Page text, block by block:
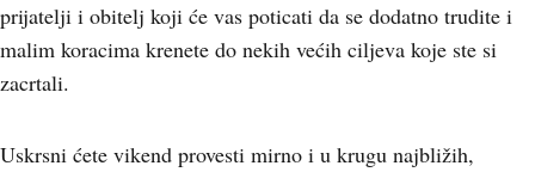
prijatelji i obitelj koji će vas poticati da se dodatno trudite i
malim koracima krenete do nekih većih ciljeva koje ste si
zacrtali.
Uskrsni ćete vikend provesti mirno i u krugu najbližih,